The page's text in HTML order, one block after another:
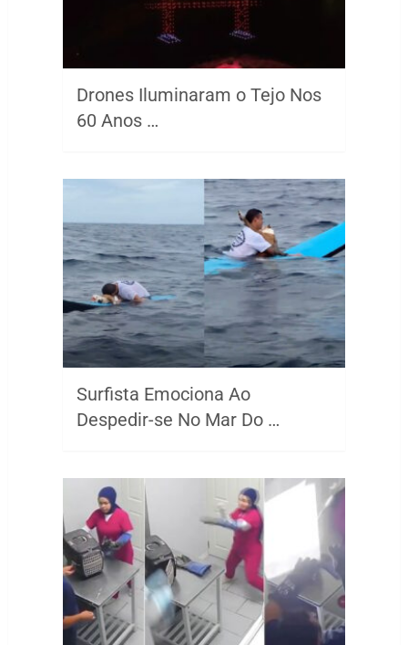
Drones Iluminaram o Tejo Nos
60 Anos …
Surfista Emociona Ao
Despedir-se No Mar Do …